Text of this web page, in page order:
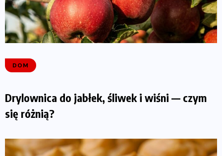
DOM
Drylownica do jabłek, śliwek i wiśni — czym
się różnią?